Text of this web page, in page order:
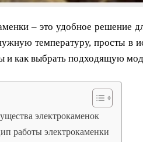
– это удобное решение
температуру, просты в
и как выбрать подходящую
электрокаменок
работы электрокаменки